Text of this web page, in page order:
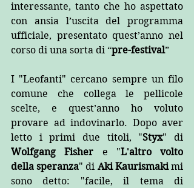
interessante, tanto che ho aspettato
con ansia l’uscita del programma
ufficiale, presentato quest’anno nel
corso di una sorta di “pre-festival”
I "Leofanti" cercano sempre un filo
comune che collega le pellicole
scelte, e quest’anno ho voluto
provare ad indovinarlo. Dopo aver
letto i primi due titoli, "Styx
Wolfgang Fisher e "L'altro volto
della speranza" di Aki Kaurismaki mi
sono detto: "facile, il tema di